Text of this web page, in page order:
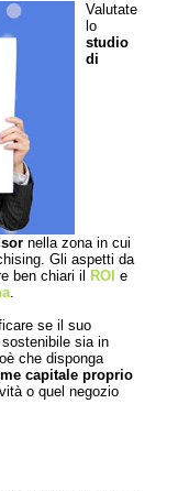
Valutate
lo
studio
di
nella zona in cui
Gli aspetti da
ben chiari il
ROI e
.
se il suo
sia in
che disponga
capitale proprio
o quel negozio